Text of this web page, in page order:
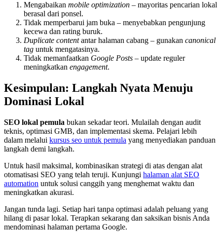
Mengabaikan mobile optimization – mayoritas pencarian lokal
berasal dari ponsel.
Tidak memperbarui jam buka – menyebabkan pengunjung
kecewa dan rating buruk.
Duplicate contentantar halaman cabang – gunakan canonical
tag untuk mengatasinya.
Tidak memanfaatkan Google Posts – update reguler
meningkatkan engagement.
Kesimpulan: Langkah Nyata Menuju
Dominasi Lokal
SEO lokal pemula bukan sekadar teori. Mulailah dengan audit
teknis, optimasi GMB, dan implementasi skema. Pelajari lebih
dalam melalui kursus seo untuk pemula yang menyediakan panduan
langkah demi langkah.
Untuk hasil maksimal, kombinasikan strategi di atas dengan alat
otomatisasi SEO yang telah teruji. Kunjungi halaman alat SEO
automation untuk solusi canggih yang menghemat waktu dan
meningkatkan akurasi.
Jangan tunda lagi. Setiap hari tanpa optimasi adalah peluang yang
hilang di pasar lokal. Terapkan sekarang dan saksikan bisnis Anda
mendominasi halaman pertama Google.